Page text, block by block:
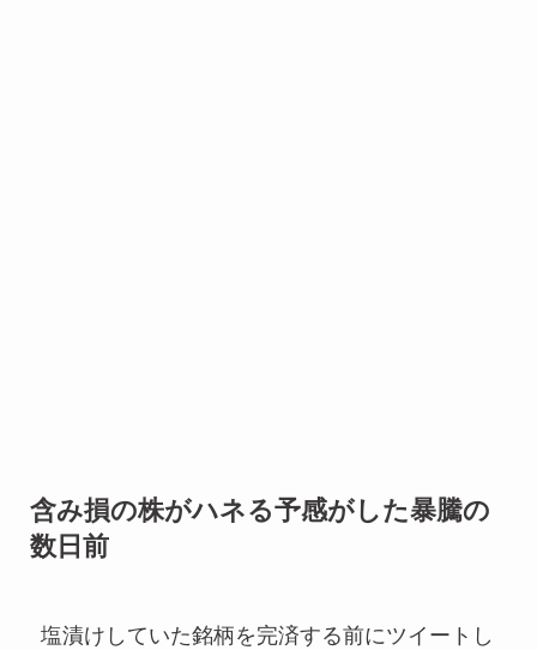
含み損の株がハネる予感がした暴騰の
数日前
塩漬けしていた銘柄を完済する前にツイートし